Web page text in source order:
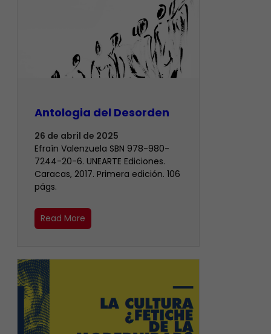
Antologia del Desorden
26 de abril de 2025
Efraín Valenzuela SBN 978-980-
7244-20-6. UNEARTE Ediciones.
Caracas, 2017. Primera edición. 106
págs.
Read More